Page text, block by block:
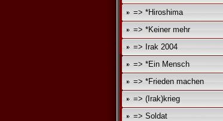
=> *Hiroshima
=> *Keiner mehr
=> Irak 2004
=> *Ein Mensch
=> *Frieden machen
=> (Irak)krieg
=> Soldat